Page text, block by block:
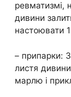
ревматизмі,
дивини
настоювати
– припарки:
листя
марлю і